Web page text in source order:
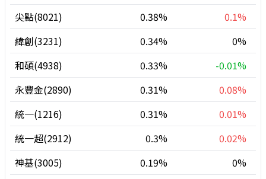
尖點(8021)
0.38%
0.1%
緯創(3231)
0.34%
0%
和碩(4938)
0.33%
-0.01%
永豐金(2890)
0.31%
0.08%
統一(1216)
0.31%
0.01%
統一超(2912)
0.3%
0.02%
神基(3005)
0.19%
0%